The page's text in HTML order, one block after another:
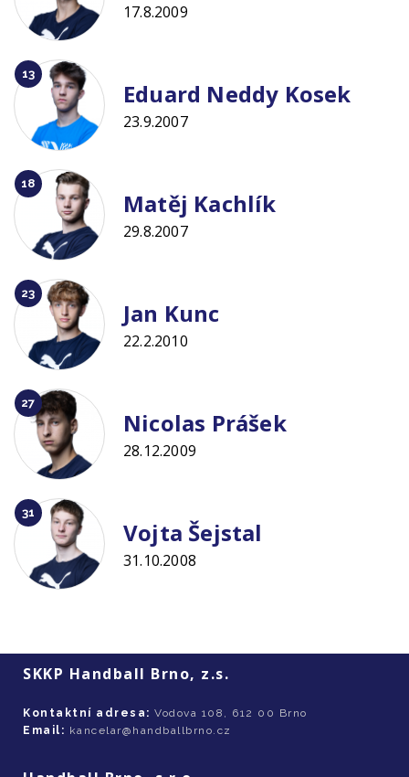
17.8.2009
13
Eduard Neddy Kosek
23.9.2007
18
Matěj Kachlík
29.8.2007
23
Jan Kunc
22.2.2010
27
Nicolas Prášek
28.12.2009
31
Vojta Šejstal
31.10.2008
SKKP Handball Brno, z.s.
Kontaktní adresa: Vodova 108, 612 00 Brno
Email: kancelar@handballbrno.cz